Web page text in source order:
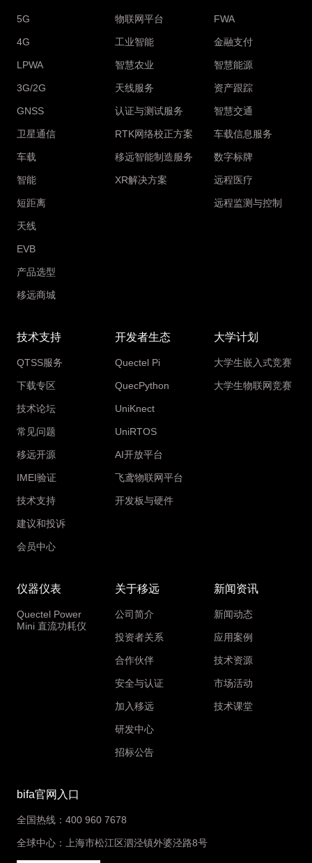
5G
4G
LPWA
3G/2G
GNSS
卫星通信
车载
智能
短距离
天线
EVB
产品选型
移远商城
物联网平台
工业智能
智慧农业
天线服务
认证与测试服务
RTK网络校正方案
移远智能制造服务
XR解决方案
FWA
金融支付
智慧能源
资产跟踪
智慧交通
车载信息服务
数字标牌
远程医疗
远程监测与控制
技术支持
QTSS服务
下载专区
技术论坛
常见问题
移远开源
IMEI验证
技术支持
建议和投诉
会员中心
开发者生态
Quectel Pi
QuecPython
UniKnect
UniRTOS
AI开放平台
飞鸢物联网平台
开发板与硬件
大学计划
大学生嵌入式竞赛
大学生物联网竞赛
仪器仪表
Quectel Power
Mini 直流功耗仪
关于移远
公司简介
投资者关系
合作伙伴
安全与认证
加入移远
研发中心
招标公告
新闻资讯
新闻动态
应用案例
技术资源
市场活动
技术课堂
bifa官网入口
全国热线：400 960 7678
全球中心：上海市松江区泗泾镇外婆泾路8号